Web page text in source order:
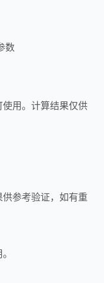
数
用。计算结果仅供
参考验证，如有重